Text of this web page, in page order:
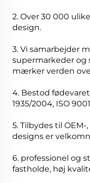
2. Over 30 000
design.
3. Vi samarbejder
supermarkeder og
mærker verden
4. Bestod
1935/2004, ISO
5. Tilbydes til
designs er
6. professionel og
fastholde, høj